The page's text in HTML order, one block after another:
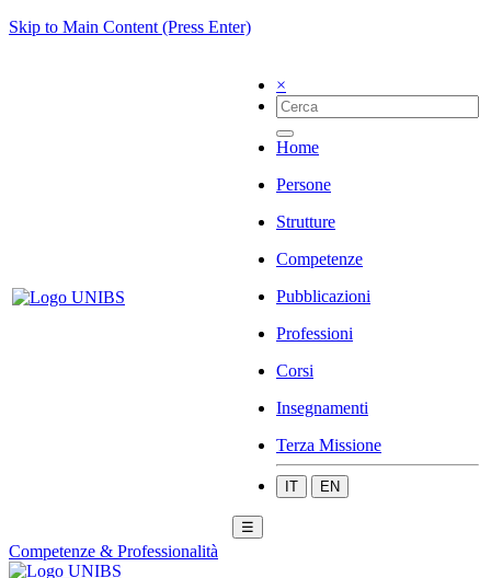
Skip to Main Content (Press Enter)
×
Home
Persone
Strutture
Competenze
Pubblicazioni
Professioni
Corsi
Insegnamenti
Terza Missione
IT EN
☰
Competenze & Professionalità